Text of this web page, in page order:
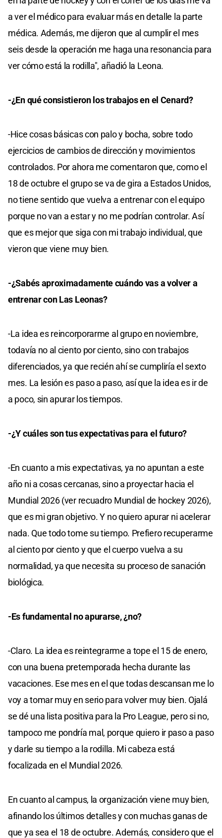
a ver el médico para evaluar más en detalle la parte
médica. Además, me dijeron que al cumplir el mes
seis desde la operación me haga una resonancia para
ver cómo está la rodilla", añadió la Leona.
-¿En qué consistieron los trabajos en el Cenard?
-Hice cosas básicas con palo y bocha, sobre todo
ejercicios de cambios de dirección y movimientos
controlados. Por ahora me comentaron que, como el
18 de octubre el grupo se va de gira a Estados Unidos,
no tiene sentido que vuelva a entrenar con el equipo
porque no van a estar y no me podrían controlar. Así
que es mejor que siga con mi trabajo individual, que
vieron que viene muy bien.
-¿Sabés aproximadamente cuándo vas a volver a
entrenar con Las Leonas?
-La idea es reincorporarme al grupo en noviembre,
todavía no al ciento por ciento, sino con trabajos
diferenciados, ya que recién ahí se cumpliría el sexto
mes. La lesión es paso a paso, así que la idea es ir de
a poco, sin apurar los tiempos.
-¿Y cuáles son tus expectativas para el futuro?
-En cuanto a mis expectativas, ya no apuntan a este
año ni a cosas cercanas, sino a proyectar hacia el
Mundial 2026 (ver recuadro Mundial de hockey 2026),
que es mi gran objetivo. Y no quiero apurar ni acelerar
nada. Que todo tome su tiempo. Prefiero recuperarme
al ciento por ciento y que el cuerpo vuelva a su
normalidad, ya que necesita su proceso de sanación
biológica.
-Es fundamental no apurarse, ¿no?
-Claro. La idea es reintegrarme a tope el 15 de enero,
con una buena pretemporada hecha durante las
vacaciones. Ese mes en el que todas descansan me lo
voy a tomar muy en serio para volver muy bien. Ojalá
se dé una lista positiva para la Pro League, pero si no,
tampoco me pondría mal, porque quiero ir paso a paso
y darle su tiempo a la rodilla. Mi cabeza está
focalizada en el Mundial 2026.
En cuanto al campus, la organización viene muy bien,
afinando los últimos detalles y con muchas ganas de
que ya sea el 18 de octubre. Además, considero que el